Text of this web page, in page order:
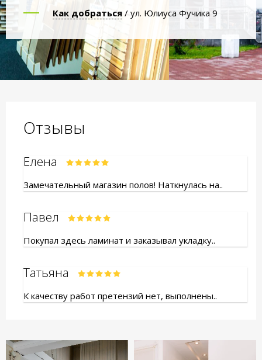
Как добраться / ул. Юлиуса Фучика 9
Отзывы
Елена
Замечательный магазин полов! Наткнулась на..
Павел
Покупал здесь ламинат и заказывал укладку..
Татьяна
К качеству работ претензий нет, выполнены..